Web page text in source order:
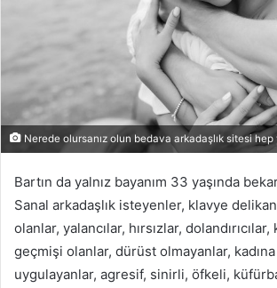
Nerede olursanız olun bedava arkadaşlık sitesi hep
Bartın da yalnız bayanım 33 yaşında
Sanal arkadaşlık isteyenler, klavye
olanlar, yalancılar, hırsızlar,
geçmişi olanlar, dürüst olmayanlar,
uygulayanlar, agresif, sinirli, öfkeli,